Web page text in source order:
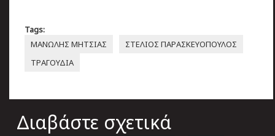
Tags:
ΜΑΝΩΛΗΣ ΜΗΤΣΙΑΣ
ΣΤΕΛΙΟΣ ΠΑΡΑΣΚΕΥΟΠΟΥΛΟΣ
ΤΡΑΓΟΥΔΙΑ
Διαβάστε σχετικά